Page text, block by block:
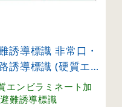
誘導標識 非常口・
誘導標識 (硬質エ
) 120×360mm 右
緑地 (65305)
エンビラミネート加
難誘導標識